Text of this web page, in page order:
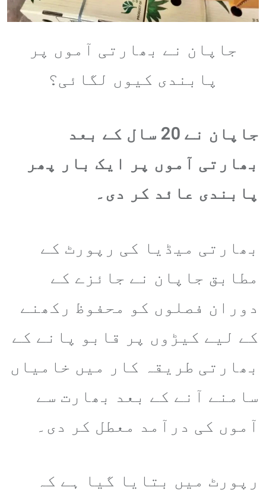
جاپان نے بھارتی آموں پر
پابندی کیوں لگائی؟
جاپان نے 20 سال کے بعد
بھارتی آموں پر ایک بار پھر
پابندی عائد کر دی۔
بھارتی میڈیا کی رپورٹ کے
مطابق جاپان نے جائزے کے
دوران فصلوں کو محفوظ رکھنے
کے لیے کیڑوں پر قابو پانے کے
بھارتی طریقہ کار میں خامیاں
سامنے آنے کے بعد بھارت سے
آموں کی درآمد معطل کر دی۔
رپورٹ میں بتایا گیا ہے کہ